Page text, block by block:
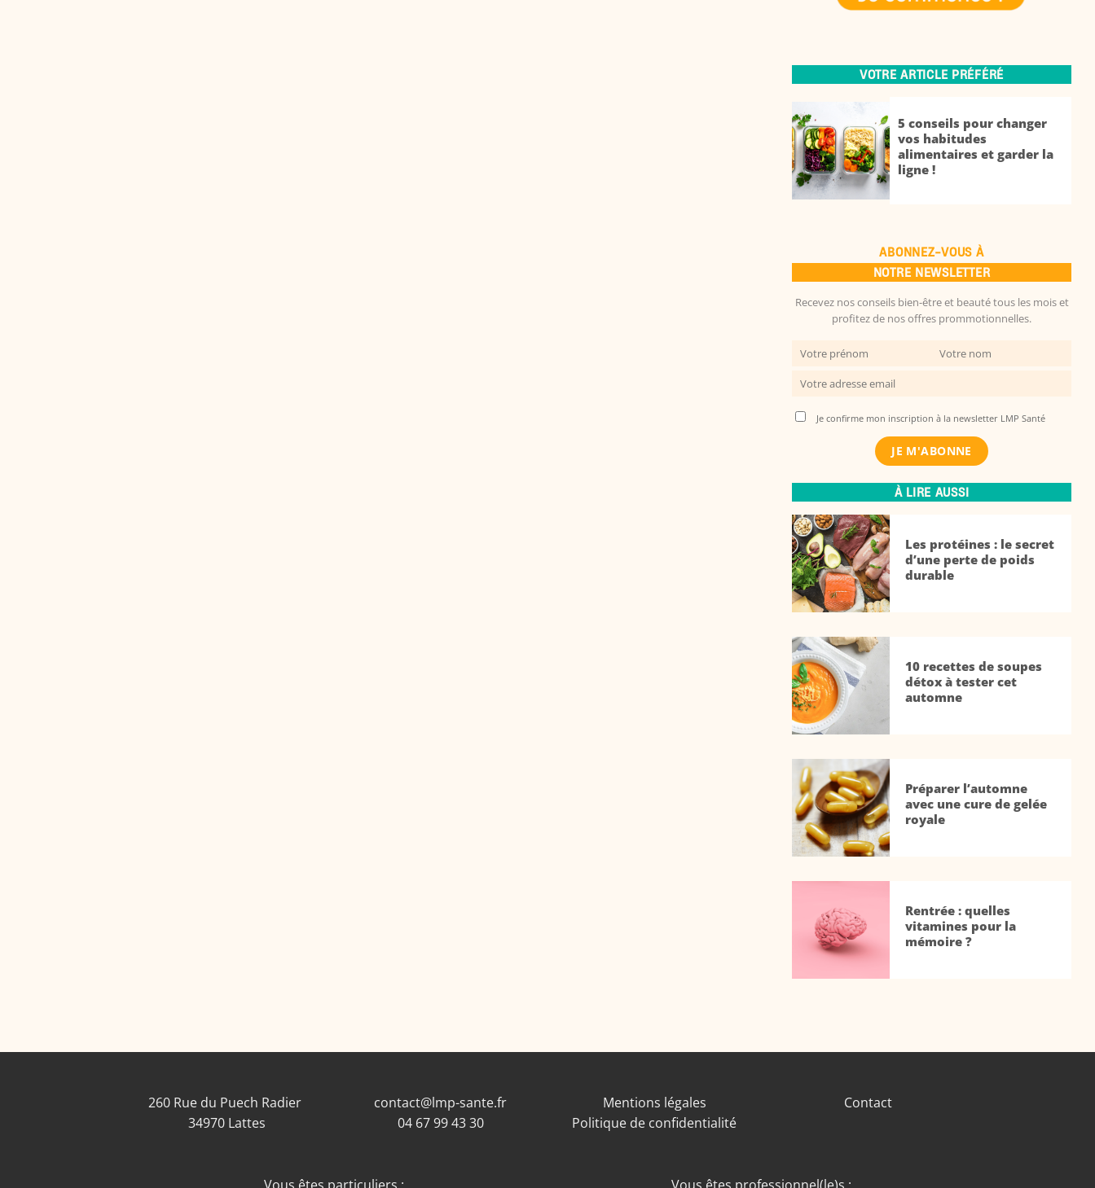
VOTRE ARTICLE PRÉFÉRÉ
5 conseils pour changer
vos habitudes
alimentaires et garder la
ligne !
ABONNEZ-VOUS À
NOTRE NEWSLETTER
Recevez nos conseils bien-être et beauté tous les mois et
profitez de nos offres prommotionnelles.
Je confirme mon inscription à la newsletter LMP Santé
À LIRE AUSSI
Les protéines : le secret
d’une perte de poids
durable
10 recettes de soupes
détox à tester cet
automne
Préparer l’automne
avec une cure de gelée
royale
Rentrée : quelles
vitamines pour la
mémoire ?
260 Rue du Puech Radier
34970 Lattes
contact@lmp-sante.fr
04 67 99 43 30
Mentions légales
Politique de confidentialité
Contact